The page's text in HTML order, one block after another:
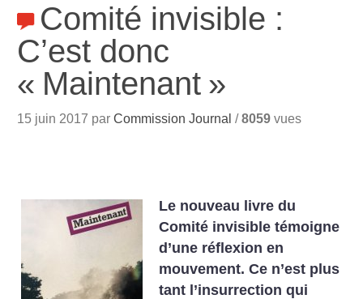
Comité invisible :
C’est donc
« Maintenant »
15 juin 2017 parCommission Journal /8059 vues
Le nouveau livre du
Comité invisible témoigne
d’une réflexion en
mouvement. Ce n’est plus
tant l’insurrection qui